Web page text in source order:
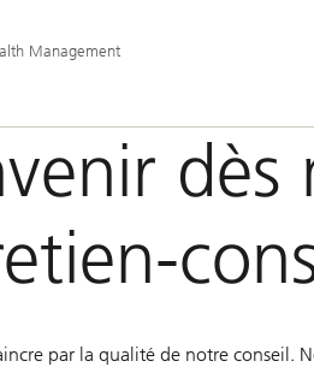
Management
dès
par la qualité de notre conseil.